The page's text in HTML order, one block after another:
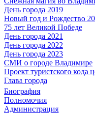
День города 2019
Новый год и Рождество
75 лет Великой Победе
День города 2021
День города 2022
День города 2023
СМИ о городе Владимире
Проект туристского кода
Глава города
Биография
Полномочия
Администрация